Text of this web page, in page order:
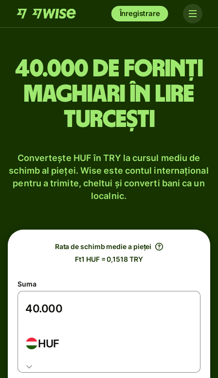
Înregistrare
40.000 de forinți
maghiari în lire
turcești
Convertește HUF în TRY la cursul mediu de
schimb al pieței. Wise este contul internațional
pentru a trimite, cheltui și converti bani ca un
localnic.
Rata de schimb medie a pieței
Ft1 HUF = 0,1518 TRY
Suma
HUF